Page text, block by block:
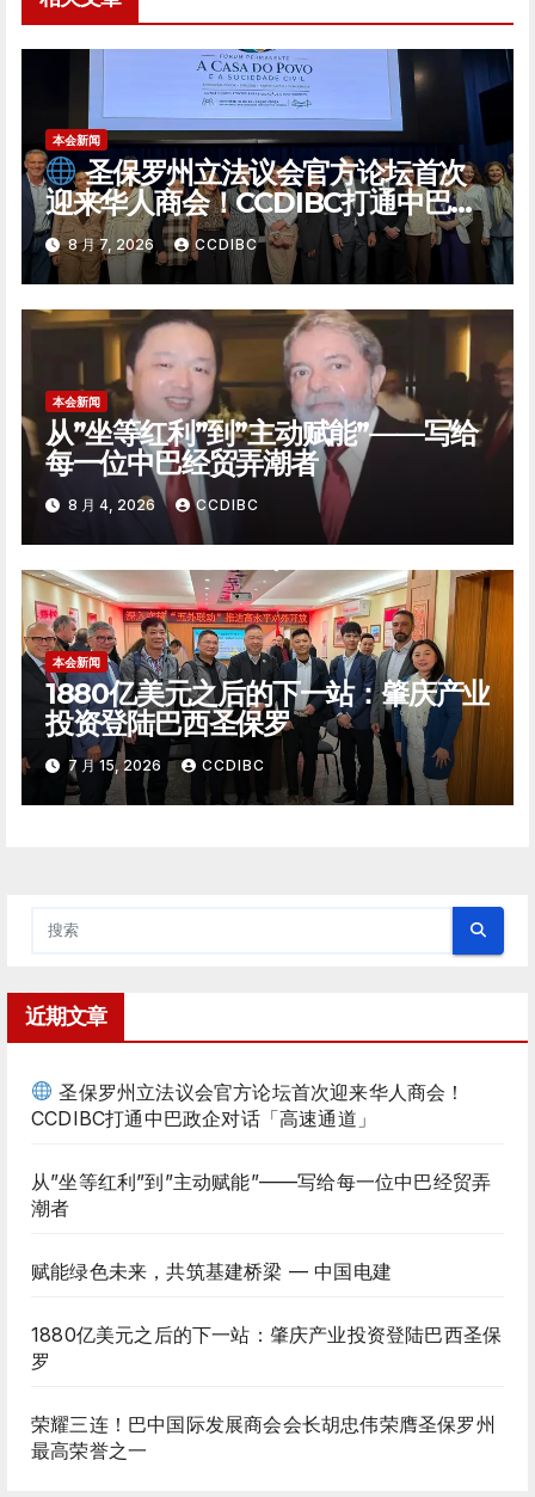
本会新闻
圣保罗州立法议会官方论坛首次
迎来华人商会！CCDIBC打通中巴政
企对话「高速通道」
8 月 7, 2026 CCDIBC
本会新闻
从”坐等红利”到”主动赋能”——写给
每一位中巴经贸弄潮者
8 月 4, 2026 CCDIBC
本会新闻
1880亿美元之后的下一站：肇庆产业
投资登陆巴西圣保罗
7 月 15, 2026 CCDIBC
近期文章
圣保罗州立法议会官方论坛首次迎来华人商会！
CCDIBC打通中巴政企对话「高速通道」
从”坐等红利”到”主动赋能”——写给每一位中巴经贸弄
潮者
赋能绿色未来，共筑基建桥梁 — 中国电建
1880亿美元之后的下一站：肇庆产业投资登陆巴西圣保
罗
荣耀三连！巴中国际发展商会会长胡忠伟荣膺圣保罗州
最高荣誉之一